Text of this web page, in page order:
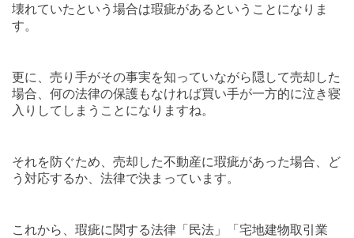
壊れていたという場合は瑕疵があるということになりま
す。
更に、売り手がその事実を知っていながら隠して売却した
場合、何の法律の保護もなければ買い手が一方的に泣き寝
入りしてしまうことになりますね。
それを防ぐため、売却した不動産に瑕疵があった場合、ど
う対応するか、法律で決まっています。
これから、瑕疵に関する法律「民法」「宅地建物取引業